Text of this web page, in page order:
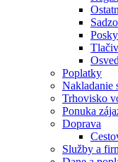
Poplatky
Nakladanie
Trhovisko
Ponuka
Doprava
Služby a